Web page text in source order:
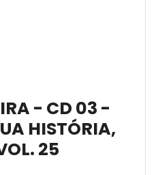
- CD 03 -
HISTÓRIA,
25